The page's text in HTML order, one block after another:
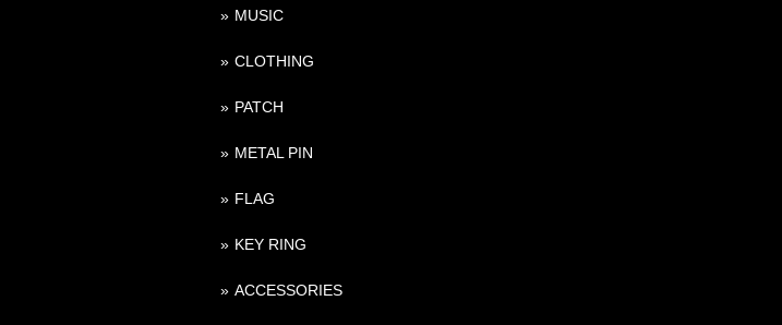
MUSIC
CLOTHING
PATCH
METAL PIN
FLAG
KEY RING
ACCESSORIES